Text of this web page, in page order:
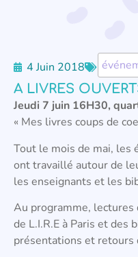
4 Juin 2018
A LIVRES
Jeudi 7 juin 16H30,
« Mes livres coups de
Tout le mois de mai, les
ont travaillé autour de
les enseignants et les
Au programme, lectures
de L.I.R.E à Paris et des
présentations et retours